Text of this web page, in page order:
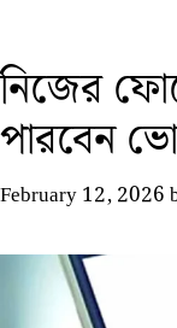
নিজের
পারবেন
February 12, 2026